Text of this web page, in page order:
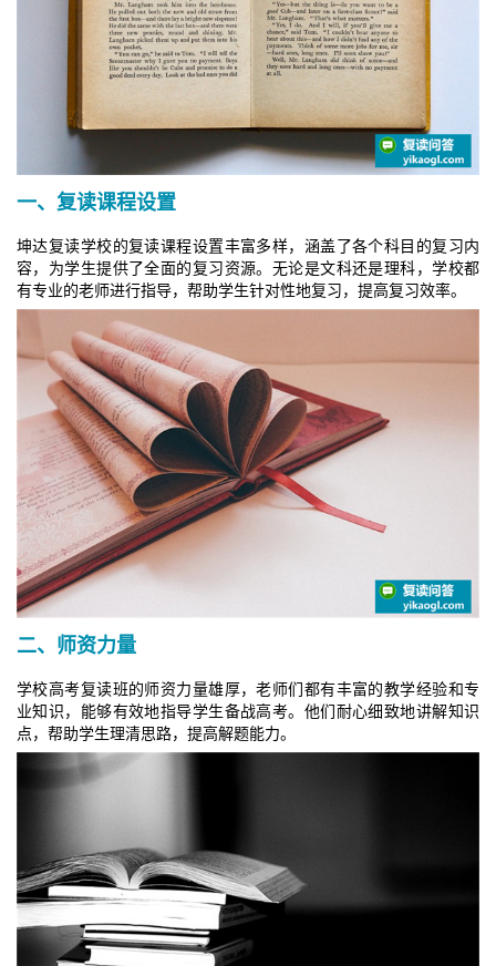
一、复读课程设置
坤达复读学校的复读课程设置丰富多样，涵盖了各个科目的复习内
容，为学生提供了全面的复习资源。无论是文科还是理科，学校都
有专业的老师进行指导，帮助学生针对性地复习，提高复习效率。
二、师资力量
学校高考复读班的师资力量雄厚，老师们都有丰富的教学经验和专
业知识，能够有效地指导学生备战高考。他们耐心细致地讲解知识
点，帮助学生理清思路，提高解题能力。